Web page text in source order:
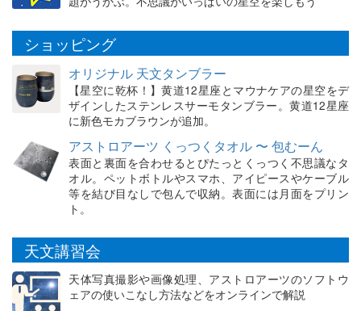
ショッピング
オリジナル 天文タンブラー
【星空に乾杯！】黄道12星座とマウナケアの星空をデ
ザインしたステンレスサーモタンブラー。黄道12星座
に新色モカブラウンが追加。
アストロアーツ くっつくタオル 〜 包むーん
表面と裏面を合わせるとぴたっとくっつく不思議なタ
オル。ペットボトルやスマホ、アイピースやケーブル
等を結び目なしで包んで収納。表面には月面をプリン
ト。
天文講習会
天体写真撮影や画像処理、アストロアーツのソフトウ
ェアの使いこなし方法などをオンラインで解説